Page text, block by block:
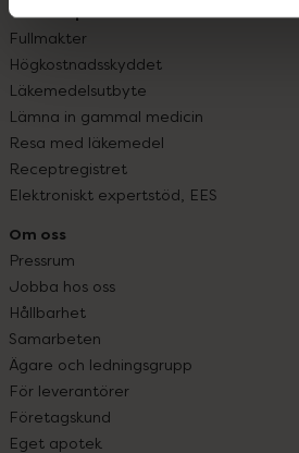
Om recept och läkemedel
Fullmakter
Högkostnadsskyddet
Läkemedelsutbyte
Lämna in gammal medicin
Resa med läkemedel
Receptregistret
Elektroniskt expertstöd, EES
Om oss
Pressrum
Jobba hos oss
Hållbarhet
Samarbeten
Ägare och ledningsgrupp
För leverantörer
Företagskund
Eget apotek